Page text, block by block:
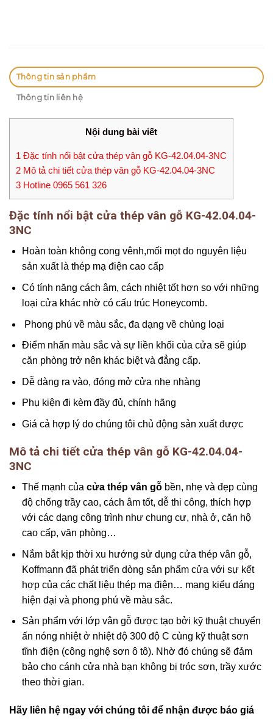
Thông tin sản phẩm
Thông tin liên hệ
Nội dung bài viết
1 Đặc tính nổi bật cửa thép vân gỗ KG-42.04.04-3NC
2 Mô tả chi tiết cửa thép vân gỗ KG-42.04.04-3NC
3 Hotline 0965 561 326
Đặc tính nổi bật cửa thép vân gỗ KG-42.04.04-
3NC
Hoàn toàn không cong vênh,mối mọt do nguyên liệu
sản xuất là thép mạ điện cao cấp
Có tính năng cách âm, cách nhiệt tốt hơn so với những
loại cửa khác nhờ có cấu trúc Honeycomb.
Phong phú về màu sắc, đa dạng về chủng loại
Điểm nhấn màu sắc và sự liền khối của cửa sẽ giúp
căn phòng trở nên khác biệt và đẳng cấp.
Dễ dàng ra vào, đóng mở cửa nhẹ nhàng
Phụ kiện đi kèm đầy đủ, chính hãng
Giá cả hợp lý do chúng tôi chủ động sản xuất được
Mô tả chi tiết cửa thép vân gỗ KG-42.04.04-
3NC
Thế mạnh của cửa thép vân gỗbền, nhẹ và đẹp cùng
độ chống trầy cao, cách âm tốt, dễ thi công, thích hợp
với các dạng công trình như chung cư, nhà ở, căn hộ
cao cấp, văn phòng…
Nắm bắt kịp thời xu hướng sử dụng cửa thép vân gỗ,
Koffmann đã phát triển dòng sản phẩm cửa với sự kết
hợp của các chất liệu thép mạ điện… mang kiểu dáng
hiện đại và phong phú về màu sắc.
Sản phẩm với lớp vân gỗ được tạo bởi kỹ thuật chuyển
ấn nóng nhiệt ở nhiệt độ 300 độ C cùng kỹ thuật sơn
tĩnh điện (công nghệ sơn ô tô). Nhờ đó chúng sẽ đảm
bảo cho cánh cửa nhà bạn không bị tróc sơn, trầy xước
theo thời gian.
Hãy liên hệ ngay với chúng tôi để nhận được báo giá